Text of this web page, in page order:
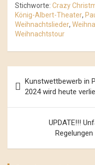
Stichworte: Crazy
König-Albert-Theater,
Weihnachtslieder,
Weihnachtstour
Navigation
Kunstwettbewerb in
2024 wird heute
UPDATE!!!